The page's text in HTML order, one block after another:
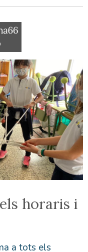
horaris i
a tots els